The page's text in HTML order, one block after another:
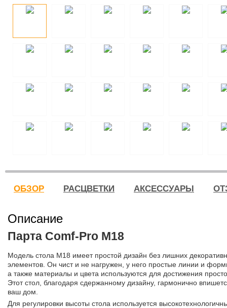
ОБЗОР РАСЦВЕТКИ АКСЕССУАРЫ
Описание
Парта Comf-Pro M18
Модель стола М18 имеет простой дизайн без лишних
элементов. Он чист и не нагружен, у него простые линии и
а также материалы и цвета используются для достижения
Этот стол, благодаря сдержанному дизайну, гармонично
ваш дом.
Для регулировки высоты стола используется